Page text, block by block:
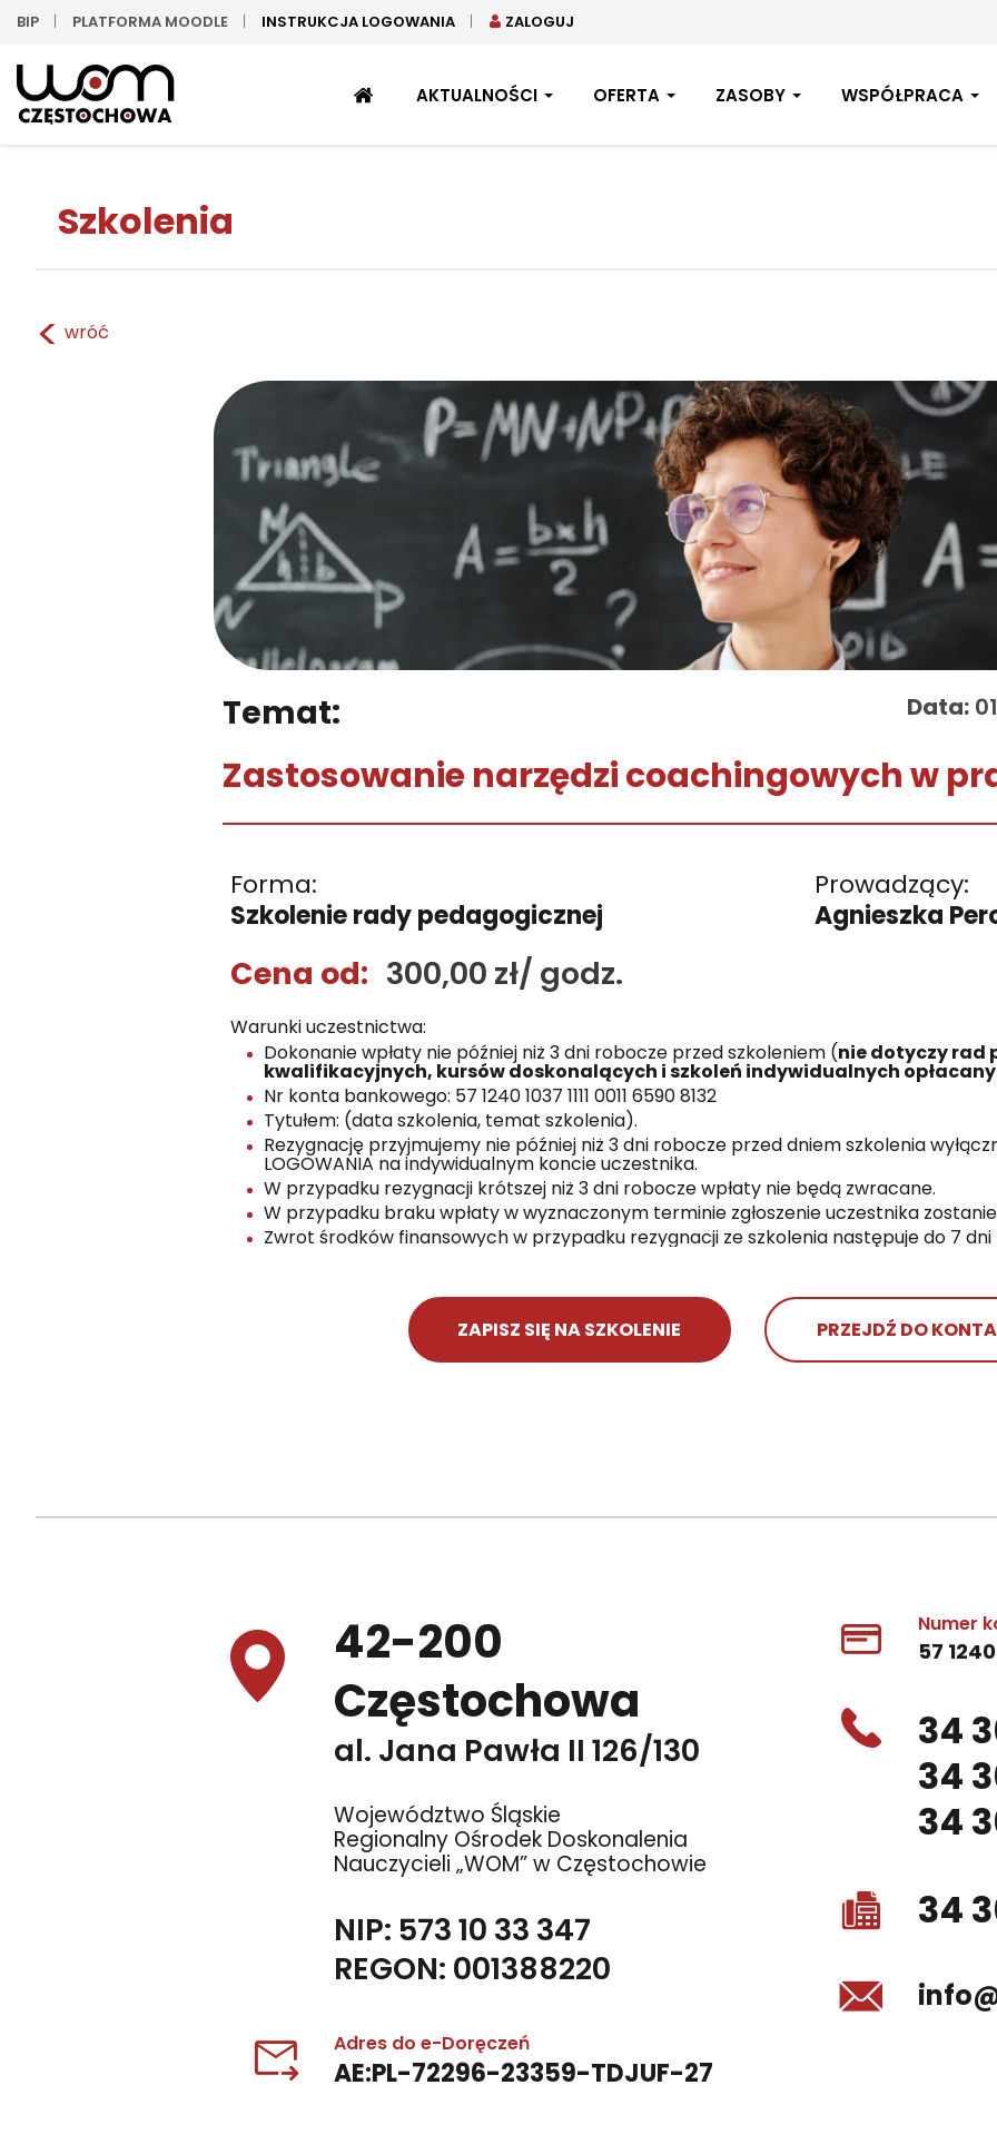
BIP PLATFORMA MOODLE INSTRUKCJA LOGOWANIA ZALOGUJ
STRONAAKTUALNOŚCI OFERTA ZASOBY WSPÓŁPRACA
Szkolenia
< wróć
Temat: Data:
Zastosowanie narzędzi coachingowych w
Forma:
Szkolenie rady pedagogicznej
Prowadzący:
Agnieszka
Cena od: 300,00 zł/ godz.
Warunki uczestnictwa:
Dokonanie wpłaty nie później niż 3 dni robocze przed szkoleniem (nie dotyczy rad
kwalifikacyjnych, kursów doskonalących i szkoleń indywidualnych
Nr konta bankowego: 57 1240 1037 1111 0011 6590 8132
Tytułem: (data szkolenia, temat szkolenia).
Rezygnację przyjmujemy nie później niż 3 dni robocze przed dniem szkolenia
LOGOWANIA na indywidualnym koncie uczestnika.
W przypadku rezygnacji krótszej niż 3 dni robocze wpłaty nie będą zwracane.
W przypadku braku wpłaty w wyznaczonym terminie zgłoszenie uczestnika
Zwrot środków finansowych w przypadku rezygnacji ze szkolenia następuje do 7
ZAPISZ SIĘ NA SZKOLENIE PRZEJDŹ DO
42-200
Częstochowa
al. Jana Pawła II 126/130
Województwo Śląskie
Regionalny Ośrodek Doskonalenia
Nauczycieli „WOM” w Częstochowie
NIP: 573 10 33 347
REGON: 001388220
Adres do e-Doręczeń
AE:PL-72296-23359-TDJUF-27
Numer
57 1240
34
34
34
34